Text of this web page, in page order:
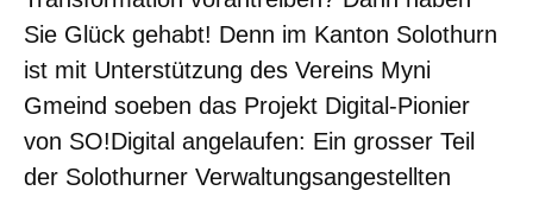
Sie Glück gehabt! Denn im Kanton Solothurn
ist mit Unterstützung des Vereins Myni
Gmeind soeben das Projekt Digital-Pionier
von SO!Digital angelaufen: Ein grosser Teil
der Solothurner Verwaltungsangestellten